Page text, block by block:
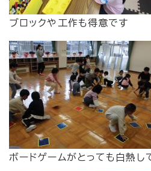
ブロックや工作も得意です
ボードゲームがとっても白熱し